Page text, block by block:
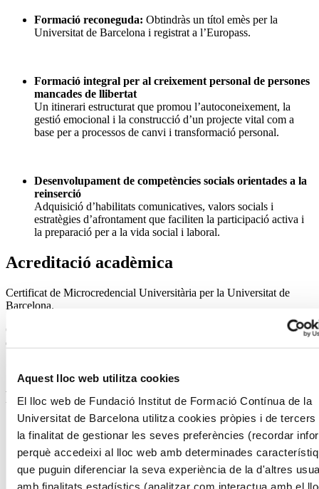
Aquest lloc web utilitza cookies
El lloc web de Fundació Institut de Formació Contínua de la
Universitat de Barcelona utilitza cookies pròpies i de tercers
la finalitat de gestionar les seves preferències (recordar
perquè accedeixi al lloc web amb determinades
que puguin diferenciar la seva experiència de la d'altres
amb finalitats estadístics (analitzar com interactua amb el
Formació reconeguda: Obtindràs un títol emès per la
Universitat de Barcelona i registrat a l’Europass.
Formació integral per al creixement personal de persones
mancades de llibertat
Un itinerari estructurat que promou l’autoconeixement, la
gestió emocional i la construcció d’un projecte vital com a
base per a processos de canvi i transformació personal.
Desenvolupament de competències socials orientades a la
reinserció
Adquisició d’habilitats comunicatives, valors socials i
estratègies d’afrontament que faciliten la participació activa i
la preparació per a la vida social i laboral.
Acreditació acadèmica
Certificat de Microcredencial Universitària per la Universitat de
Barcelona.
Curs propi dissenyat segons les directrius de l’Espai Europeu
d’Educació Superior i equivalent a 3 crèdits ECTS.
Programa
Autoconeixement i desenvolupament personal.
Identitat i valors personals.
Atoestima i autoconcepte.